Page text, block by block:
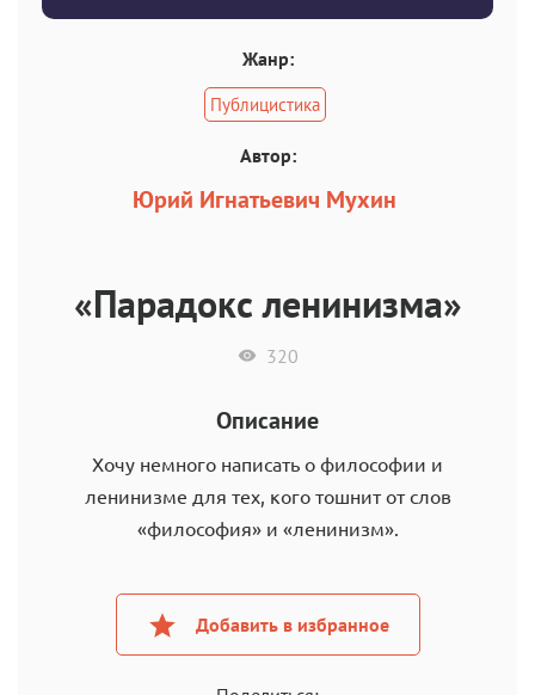
Жанр:
Публицистика
Автор:
Юрий Игнатьевич Мухин
«Парадокс ленинизма»
320
Описание
Хочу немного написать о философии и
ленинизме для тех, кого тошнит от слов
«философия» и «ленинизм».
Добавить в избранное